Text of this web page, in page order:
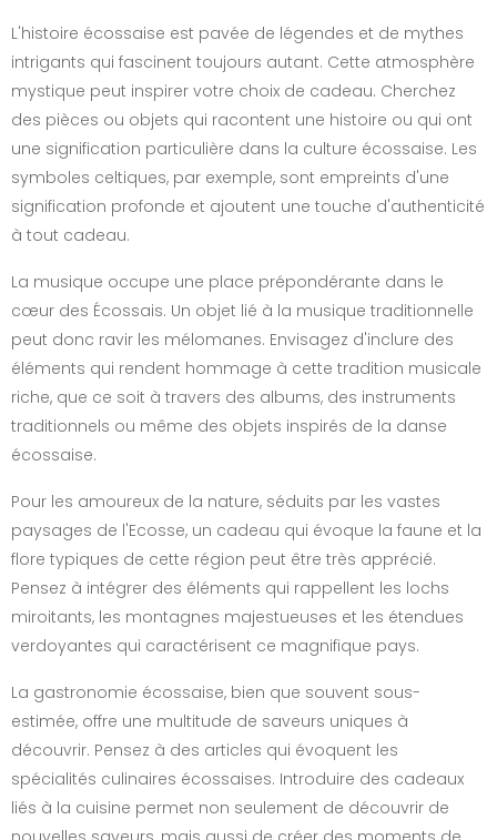
L'histoire écossaise est pavée de légendes et de mythes
intrigants qui fascinent toujours autant. Cette atmosphère
mystique peut inspirer votre choix de cadeau. Cherchez
des pièces ou objets qui racontent une histoire ou qui ont
une signification particulière dans la culture écossaise. Les
symboles celtiques, par exemple, sont empreints d'une
signification profonde et ajoutent une touche d'authenticité
à tout cadeau.
La musique occupe une place prépondérante dans le
cœur des Écossais. Un objet lié à la musique traditionnelle
peut donc ravir les mélomanes. Envisagez d'inclure des
éléments qui rendent hommage à cette tradition musicale
riche, que ce soit à travers des albums, des instruments
traditionnels ou même des objets inspirés de la danse
écossaise.
Pour les amoureux de la nature, séduits par les vastes
paysages de l'Ecosse, un cadeau qui évoque la faune et la
flore typiques de cette région peut être très apprécié.
Pensez à intégrer des éléments qui rappellent les lochs
miroitants, les montagnes majestueuses et les étendues
verdoyantes qui caractérisent ce magnifique pays.
La gastronomie écossaise, bien que souvent sous-
estimée, offre une multitude de saveurs uniques à
découvrir. Pensez à des articles qui évoquent les
spécialités culinaires écossaises. Introduire des cadeaux
liés à la cuisine permet non seulement de découvrir de